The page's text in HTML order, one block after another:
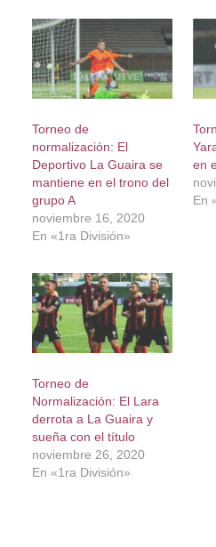
Torneo de
normalización: El
Deportivo La Guaira se
mantiene en el trono del
grupo A
noviembre 16, 2020
En «1ra División»
en
En
Torneo de
Normalización: El Lara
derrota a La Guaira y
sueña con el título
noviembre 26, 2020
En «1ra División»